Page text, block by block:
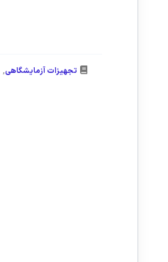
تجهیزات آزمایشگاهی,